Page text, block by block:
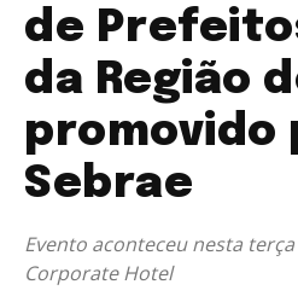
de
da Região
promovido
Sebrae
Evento aconteceu nesta
Corporate Hotel